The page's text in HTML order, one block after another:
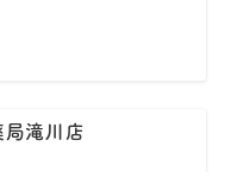
滝川店